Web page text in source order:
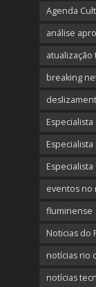
Agenda
análise
atualização
breaking
eventos no
fluminense
Noticias do
notícias rio
notícias